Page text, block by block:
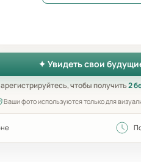
✦ Увидеть свои
чтобы получить2
Ваши фото используются только для